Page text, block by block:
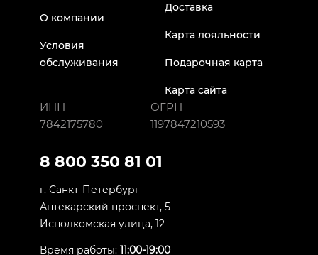
О компании
Условия
обслуживания
Доставка
Карта лояльности
Подарочная карта
Карта сайта
ИНН
7842175780
ОГРН
1197847210593
8 800 350 81 01
г. Санкт-Петербург
Аптекарский проспект, 5
Исполкомская улица, 12
Время работы: 11:00-19:00